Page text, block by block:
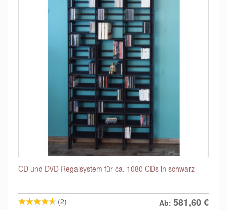
CD und DVD Regalsystem für ca. 1080 CDs in schwarz
(2) Ab: 581,60€